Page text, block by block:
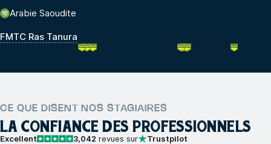
Arabie Saoudite
FMTC Ras Tanura
CE QUE DISENT NOS STAGIAIRES
LA CONFIANCE DES PROFESSIONNELS
Excellent 3,042 revues sur Trustpilot